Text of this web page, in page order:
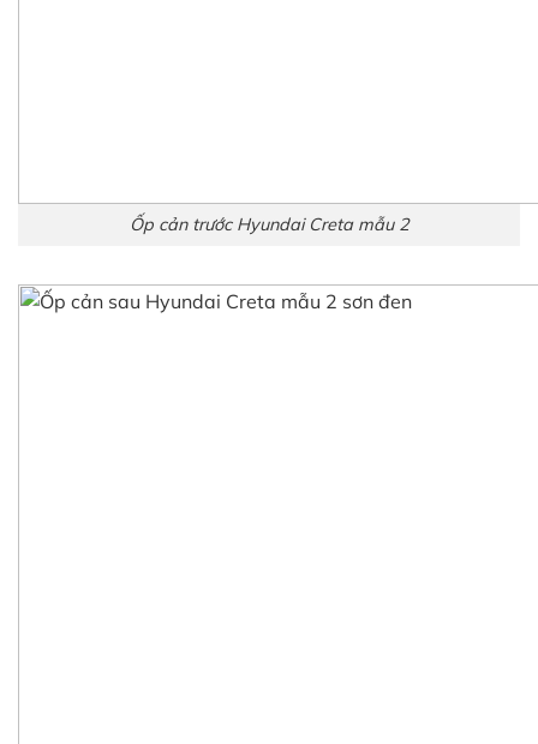
Ốp cản trước Hyundai Creta mẫu 2